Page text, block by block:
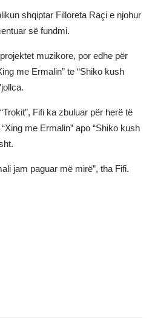
shqiptar Filloreta Raçi e njohur
së fundmi.
muzikore, por edhe për
me Ermalin” te “Shiko kush
Fifi ka zbuluar për herë të
me Ermalin” apo “Shiko kush
jam paguar më mirë”, tha Fifi.